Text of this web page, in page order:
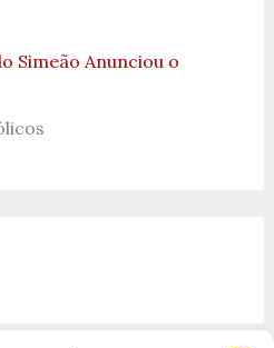
Simeão Anunciou o